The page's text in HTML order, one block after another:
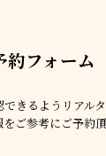
約フォーム
きるようリアル
ご参考にご予約頂